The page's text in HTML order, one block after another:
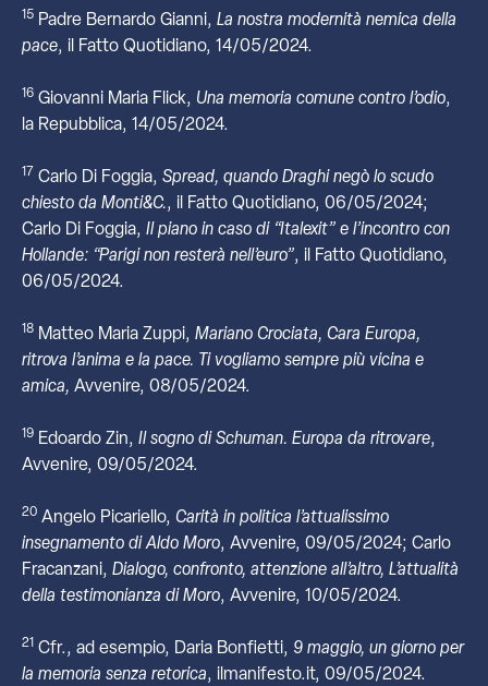
15 Padre Bernardo Gianni, La nostra modernità nemica della
pace, il Fatto Quotidiano, 14/05/2024.
16 Giovanni Maria Flick, Una memoria comune contro l’odio,
la Repubblica, 14/05/2024.
17 Carlo Di Foggia, Spread, quando Draghi negò lo scudo
chiesto da Monti&C., il Fatto Quotidiano, 06/05/2024;
Carlo Di Foggia, Il piano in caso di “Italexit” e l’incontro con
Hollande: “Parigi non resterà nell’euro”, il Fatto Quotidiano,
06/05/2024.
18 Matteo Maria Zuppi, Mariano Crociata, Cara Europa,
ritrova l’anima e la pace. Ti vogliamo sempre più vicina e
amica, Avvenire, 08/05/2024.
19 Edoardo Zin, Il sogno di Schuman. Europa da ritrovare,
Avvenire, 09/05/2024.
20 Angelo Picariello, Carità in politica l’attualissimo
insegnamento di Aldo Moro, Avvenire, 09/05/2024; Carlo
Fracanzani, Dialogo, confronto, attenzione all’altro, L’attualità
della testimonianza di Moro, Avvenire, 10/05/2024.
21 Cfr., ad esempio, Daria Bonfietti, 9 maggio, un giorno per
la memoria senza retorica, ilmanifesto.it, 09/05/2024.